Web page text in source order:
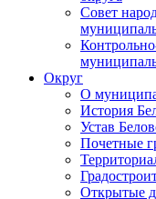
Совет
Округ
О
История
Устав
Почетные
Открытые